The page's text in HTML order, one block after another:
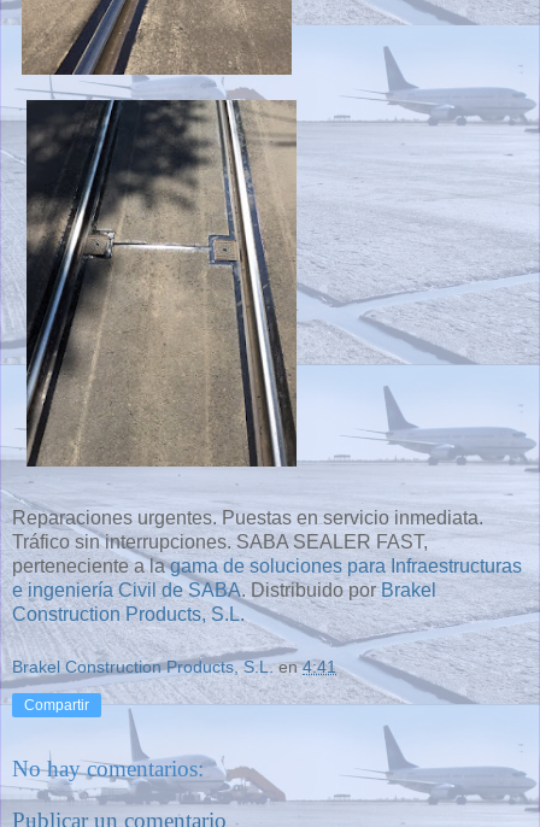
Reparaciones urgentes. Puestas en servicio inmediata.
Tráfico sin interrupciones. SABA SEALER FAST,
perteneciente a lagama de soluciones para Infraestructuras
e ingeniería Civil de SABA. Distribuido porBrakel
Construction Products, S.L.
Brakel Construction Products, S.L. en4:41
Compartir
No hay comentarios:
Publicar un comentario